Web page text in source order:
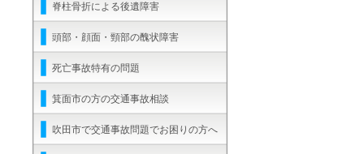
脊柱骨折による後遺障害
頭部・顔面・頸部の醜状障害
死亡事故特有の問題
箕面市の方の交通事故相談
吹田市で交通事故問題でお困りの方へ